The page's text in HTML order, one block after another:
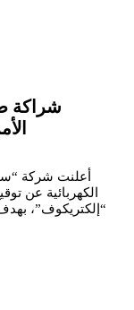
شراكة
أعلنت شركة
الكهربائية عن
“إلكتريكوف”،